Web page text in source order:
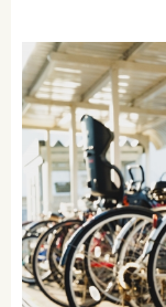
歯医者・病院
おでかけ
生活